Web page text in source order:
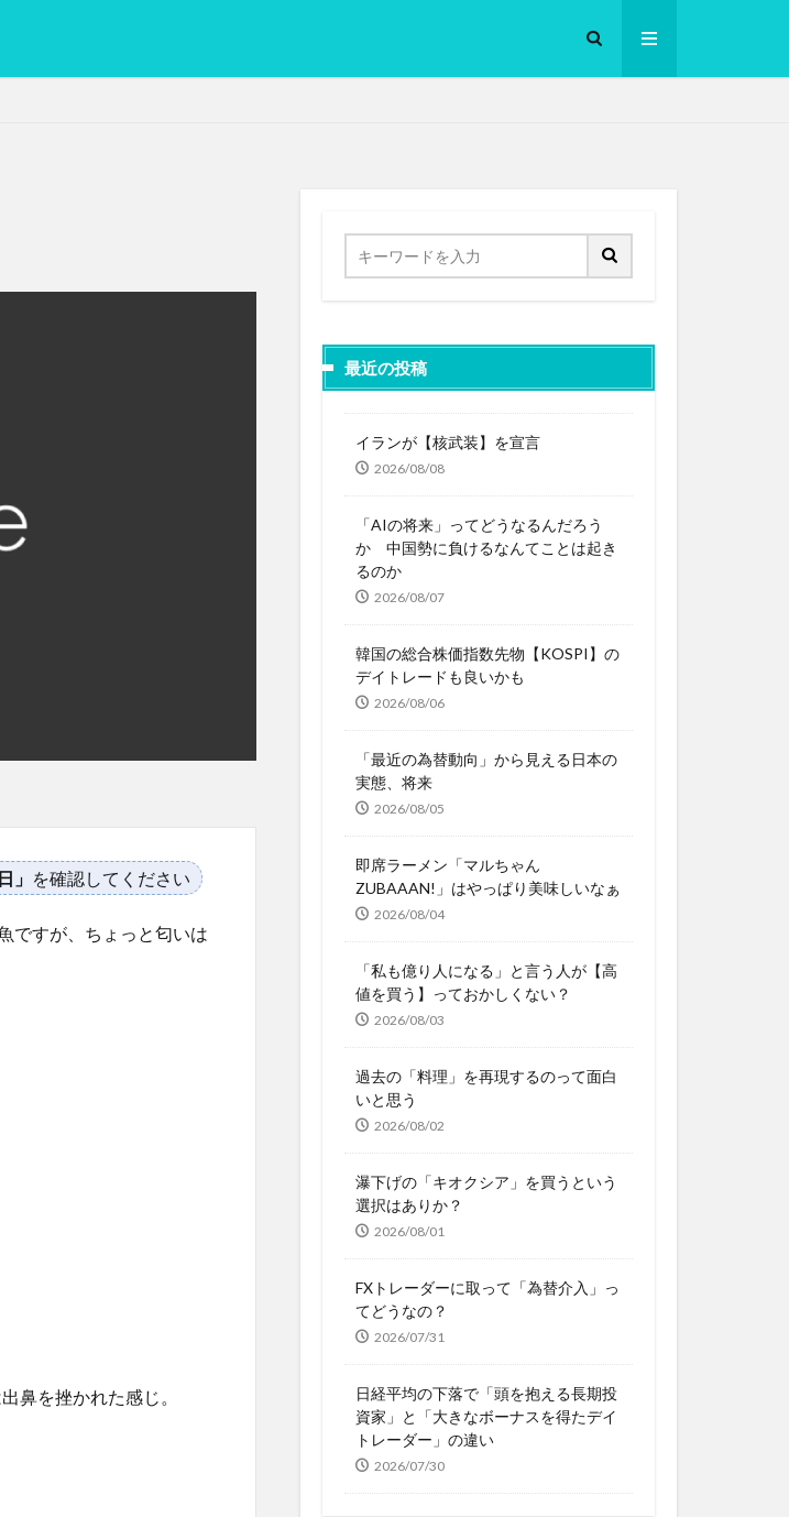
」 を確認してください
ですが、ちょっと匂いは
鼻を挫かれた感じ。
最近の投稿
イランが【核武装】を宣言
2026/08/08
「AIの将来」ってどうなるんだろう
か 中国勢に負けるなんてことは起き
るのか
2026/08/07
韓国の総合株価指数先物【KOSPI】の
デイトレードも良いかも
2026/08/06
「最近の為替動向」から見える日本の
実態、将来
2026/08/05
即席ラーメン「マルちゃん
ZUBAAAN!」はやっぱり美味しいなぁ
2026/08/04
「私も億り人になる」と言う人が【高
値を買う】っておかしくない？
2026/08/03
過去の「料理」を再現するのって面白
いと思う
2026/08/02
瀑下げの「キオクシア」を買うという
選択はありか？
2026/08/01
FXトレーダーに取って「為替介入」っ
てどうなの？
2026/07/31
日経平均の下落で「頭を抱える長期投
資家」と「大きなボーナスを得たデイ
トレーダー」の違い
2026/07/30